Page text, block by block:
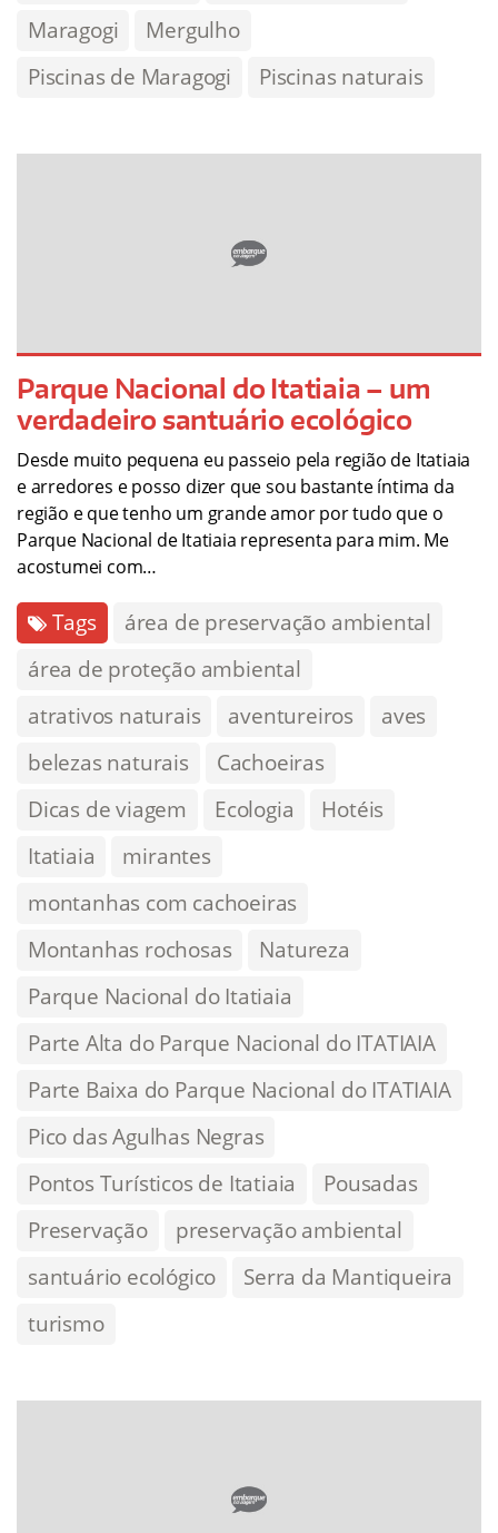
Maragogi
Mergulho
Piscinas de Maragogi
Piscinas naturais
Parque Nacional do Itatiaia – um
verdadeiro santuário ecológico
Desde muito pequena eu passeio pela região de Itatiaia
e arredores e posso dizer que sou bastante íntima da
região e que tenho um grande amor por tudo que o
Parque Nacional de Itatiaia representa para mim. Me
acostumei com…
Tags
área de preservação ambiental
área de proteção ambiental
atrativos naturais
aventureiros
aves
belezas naturais
Cachoeiras
Dicas de viagem
Ecologia
Hotéis
Itatiaia
mirantes
montanhas com cachoeiras
Montanhas rochosas
Natureza
Parque Nacional do Itatiaia
Parte Alta do Parque Nacional do ITATIAIA
Parte Baixa do Parque Nacional do ITATIAIA
Pico das Agulhas Negras
Pontos Turísticos de Itatiaia
Pousadas
Preservação
preservação ambiental
santuário ecológico
Serra da Mantiqueira
turismo